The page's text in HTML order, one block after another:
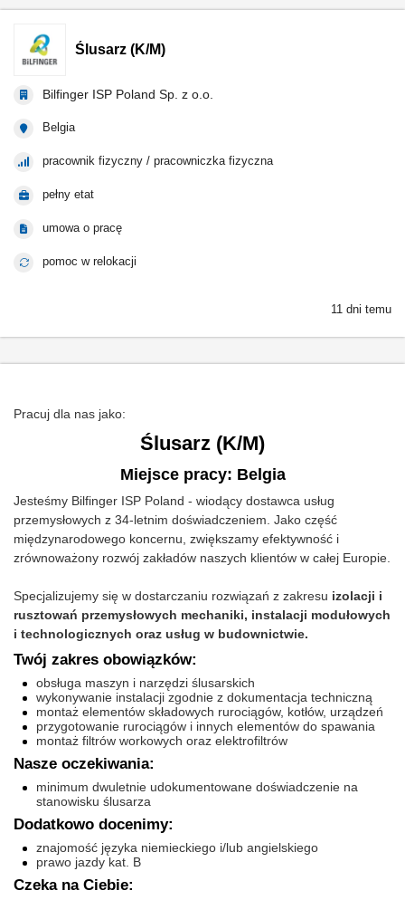
Ślusarz (K/M)
Bilfinger ISP Poland Sp. z o.o.
Belgia
pracownik fizyczny / pracowniczka fizyczna
pełny etat
umowa o pracę
pomoc w relokacji
11 dni temu
Pracuj dla nas jako:
Ślusarz (K/M)
Miejsce pracy: Belgia
Jesteśmy Bilfinger ISP Poland - wiodący dostawca usług
przemysłowych z 34-letnim doświadczeniem. Jako część
międzynarodowego koncernu, zwiększamy efektywność i
zrównoważony rozwój zakładów naszych klientów w całej Europie.
Specjalizujemy się w dostarczaniu rozwiązań z zakresu izolacji i
rusztowań przemysłowych mechaniki, instalacji modułowych
i technologicznych oraz usług w budownictwie.
Twój zakres obowiązków:
obsługa maszyn i narzędzi ślusarskich
wykonywanie instalacji zgodnie z dokumentacja techniczną
montaż elementów składowych rurociągów, kotłów, urządzeń
przygotowanie rurociągów i innych elementów do spawania
montaż filtrów workowych oraz elektrofiltrów
Nasze oczekiwania:
minimum dwuletnie udokumentowane doświadczenie na
stanowisku ślusarza
Dodatkowo docenimy:
znajomość języka niemieckiego i/lub angielskiego
prawo jazdy kat. B
Czeka na Ciebie: